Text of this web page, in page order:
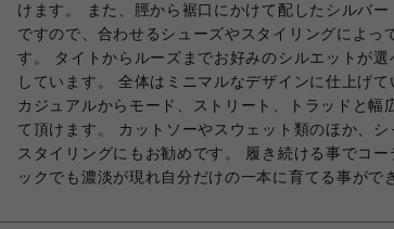
けます。 また、脛から裾口にかけて配したシルバ
ですので、合わせるシューズやスタイリングによっ
す。 タイトからルーズまでお好みのシルエットが
しています。 全体はミニマルなデザインに仕上げ
カジュアルからモード、ストリート、トラッドと幅
て頂けます。 カットソーやスウェット類のほか、
スタイリングにもお勧めです。 履き続ける事でコ
ックでも濃淡が現れ自分だけの一本に育てる事がで